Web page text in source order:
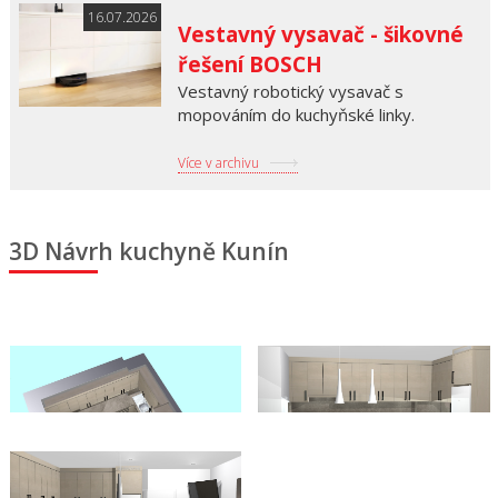
16.07.2026
Vestavný vysavač - šikovné
řešení BOSCH
Vestavný robotický vysavač s
mopováním do kuchyňské linky.
Více v archivu
3D Návrh kuchyně Kunín